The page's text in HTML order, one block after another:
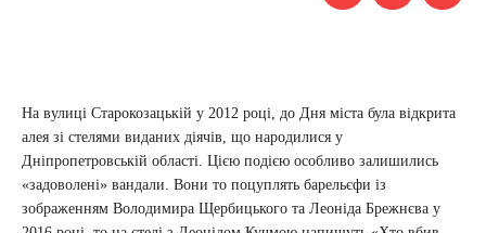
На вулиці Старокозацькій у 2012 році, до Дня міста була відкрита
алея зі стелями виданих діячів, що народилися у
Дніпропетровській області. Цією подією особливо залишились
«задоволені» вандали. Вони то поцуплять барельєфи із
зображенням Володимира Щербицького та Леоніда Брежнєва у